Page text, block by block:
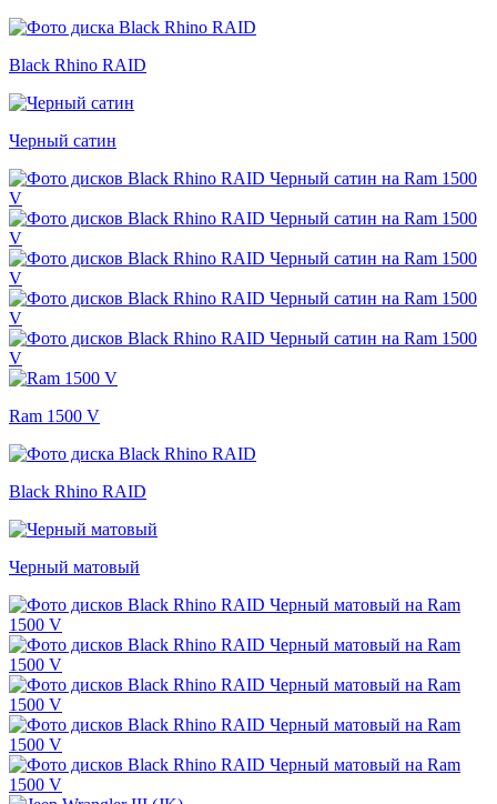
Black Rhino RAID
Черный сатин
Ram 1500 V
Black Rhino RAID
Черный матовый